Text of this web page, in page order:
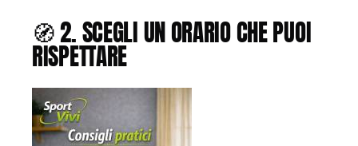
🧭 2. SCEGLI UN ORARIO CHE PUOI
RISPETTARE